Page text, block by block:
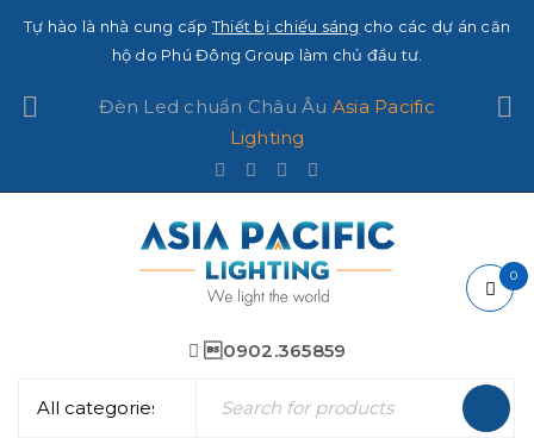
Tự hào là nhà cung cấpThiết bị chiếu sáng cho các dự án căn
hộ do Phú Đông Group làm chủ đầu tư.
Đèn Led chuẩn Châu Âu Asia Pacific
Lighting
0902.365859
0